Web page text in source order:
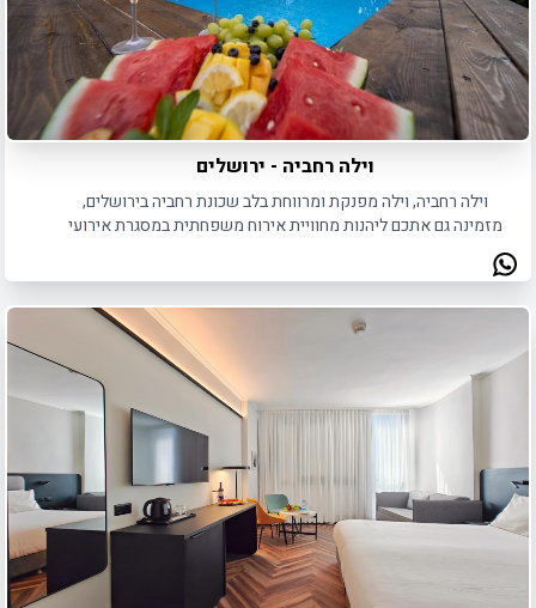
וילה רחביה - ירושלים
וילה רחביה, וילה מפנקת ומרווחת בלב שכונת רחביה בירושלים,
מזמינה גם אתכם ליהנות מחוויית אירוח משפחתית במסגרת אירועי